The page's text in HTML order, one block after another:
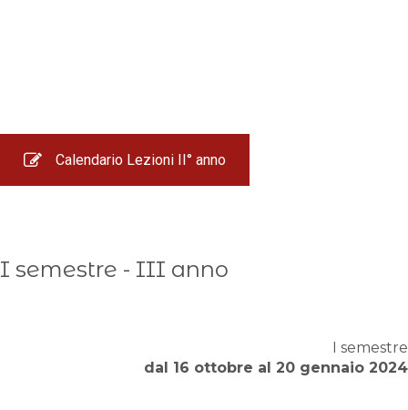
Calendario Lezioni II° anno
I semestre - III anno
I semestre
dal 16 ottobre al 20 gennaio 2024